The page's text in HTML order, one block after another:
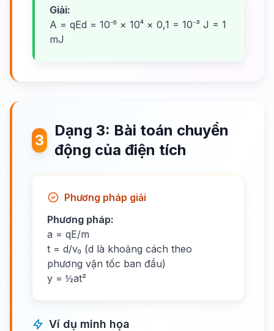
Giải:
A = qEd = 10⁻⁶ × 10⁴ × 0,1 = 10⁻³ J = 1
mJ
3
Dạng 3: Bài toán chuyển
động của điện tích
Phương pháp giải
Phương pháp:
a = qE/m
t = d/v₀ (d là khoảng cách theo
phương vận tốc ban đầu)
y = ½at²
Ví dụ minh họa